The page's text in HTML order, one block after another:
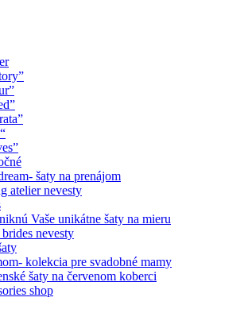
šaty na prenájom
atelier nevesty
Vaše unikátne šaty na mieru
nevesty
kolekcia pre svadobné mamy
šaty na červenom koberci
shop